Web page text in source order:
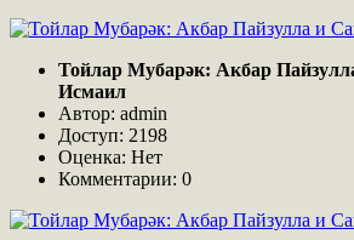
Тойлар Мубарәк: Акбар
Исмаил
Автор: admin
Доступ: 2198
Оценка: Нет
Комментарии: 0